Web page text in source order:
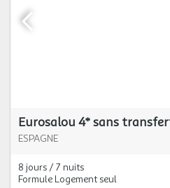
Eurosalou 4* sans
ESPAGNE
8 jours / 7 nuits
Formule Logement seul